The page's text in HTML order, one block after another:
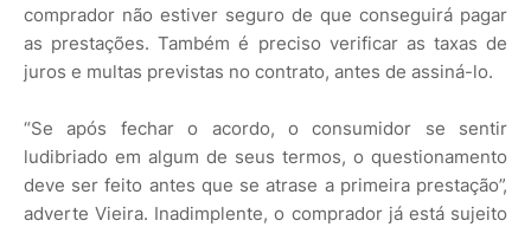
comprador não estiver seguro de que conseguirá pagar
as prestações. Também é preciso verificar as taxas de
juros e multas previstas no contrato, antes de assiná-lo.
“Se após fechar o acordo, o consumidor se sentir
ludibriado em algum de seus termos, o questionamento
deve ser feito antes que se atrase a primeira prestação”,
adverte Vieira. Inadimplente, o comprador já está sujeito